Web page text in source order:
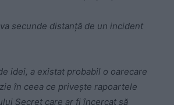
secunde distanță de un incident
idei, a existat probabil o oarecare
în ceea ce privește rapoartele
Secret care ar fi încercat să